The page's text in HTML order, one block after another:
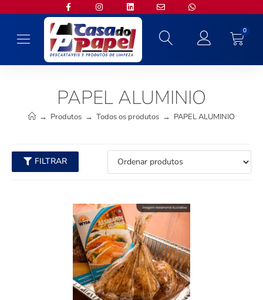
0
PAPEL ALUMINIO
→ Produtos → Todos os produtos → PAPEL ALUMINIO
FILTRAR